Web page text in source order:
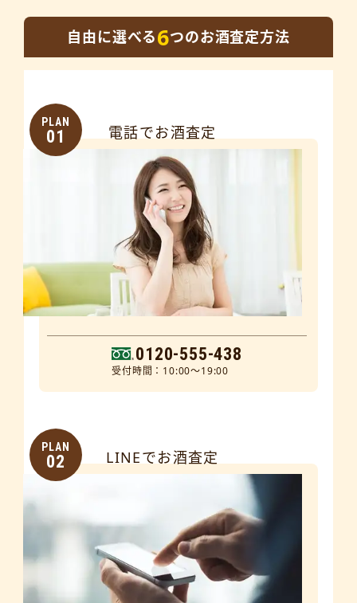
自由に選べる6つのお酒査定方法
PLAN
01 電話でお酒査定
0120-555-438
受付時間：10:00～19:00
PLAN
02 LINEでお酒査定